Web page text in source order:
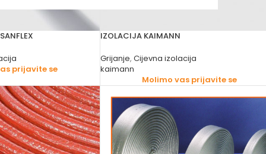
prijavite se
IZOLACIJA KAIMANN
Grijanje, Cijevna izolacija
kaimann
Molimo vas prijavite se